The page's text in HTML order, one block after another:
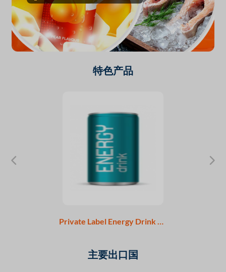
特色产品
主要出口国